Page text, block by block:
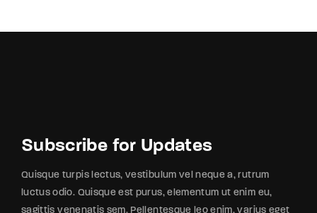
Subscribe for Updates
Quisque turpis lectus, vestibulum vel neque a, rutrum
luctus odio. Quisque est purus, elementum ut enim eu,
sagittis venenatis sem. Pellentesque leo enim, varius eget